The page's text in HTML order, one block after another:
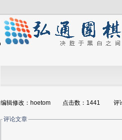
编辑修改：hoetom 点击数：1441 评
评论文章